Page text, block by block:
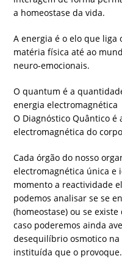
a homeostase da vida.
A energia é o elo que liga
matéria física até ao
neuro-emocionais.
O quantum é a
energia electromagnética
O Diagnóstico Quântico
electromagnética do
Cada órgão do nosso
electromagnética única e
momento a reactividade
podemos analisar se se
(homeostase) ou se
caso poderemos ainda
desequilíbrio osmotico
instituída que o provoque.